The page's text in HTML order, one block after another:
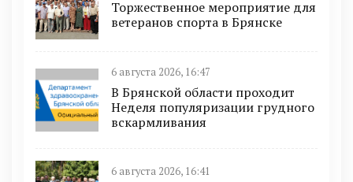
Торжественное мероприятие для
ветеранов спорта в Брянске
6 августа 2026, 16:47
В Брянской области проходит
Неделя популяризации грудного
вскармливания
6 августа 2026, 16:41